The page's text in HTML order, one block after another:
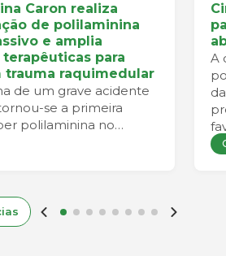
Caron realiza
de polilaminina
e amplia
para
trauma raquimedular
de um grave acidente
se a primeira
polilaminina no
Caron por meio de um
A
que todas as
e regulatórias
dentro da janela
A